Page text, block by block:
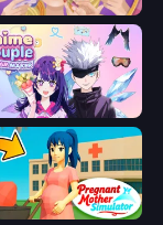
Makeover
Anime Couple: Avatar Maker
Pregnant Mother Simulator